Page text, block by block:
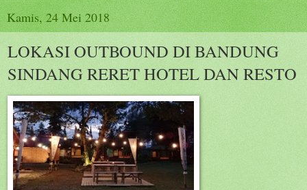
Kamis, 24 Mei 2018
LOKASI OUTBOUND DI BANDUNG
SINDANG RERET HOTEL DAN RESTO